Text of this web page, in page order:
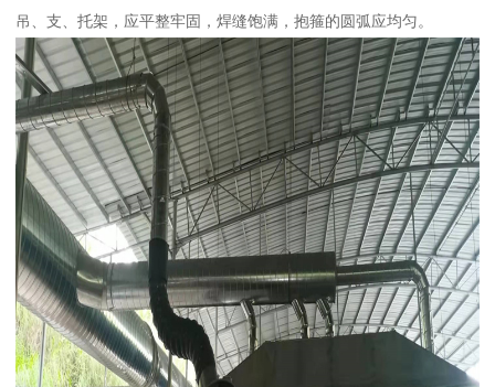
吊、支、托架，应平整牢固，焊缝饱满，抱箍的圆弧应均匀。